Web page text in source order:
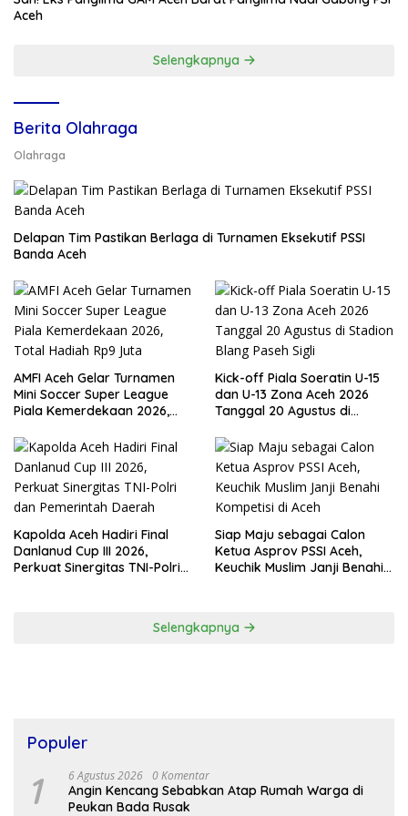
Aceh
Selengkapnya
Berita Olahraga
Olahraga
Delapan Tim Pastikan Berlaga di Turnamen Eksekutif PSSI
Banda Aceh
AMFI Aceh Gelar Turnamen
Mini Soccer Super League
Piala Kemerdekaan 2026,
Kick-off Piala Soeratin U-15
dan U-13 Zona Aceh 2026
Tanggal 20 Agustus di
Kapolda Aceh Hadiri Final
Danlanud Cup III 2026,
Perkuat Sinergitas TNI-Polri
Siap Maju sebagai Calon
Ketua Asprov PSSI Aceh,
Keuchik Muslim Janji Benahi
Selengkapnya
Populer
1 6 Agustus 2026 0 Komentar
Angin Kencang Sebabkan Atap Rumah Warga di
Peukan Bada Rusak